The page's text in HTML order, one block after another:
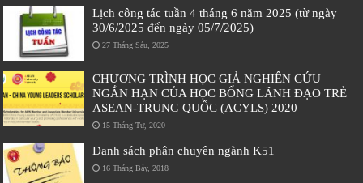
Lịch công tác tuần 4 tháng 6 năm 2025 (từ ngày
30/6/2025 đến ngày 05/7/2025)
27 Tháng Sáu, 2025
CHƯƠNG TRÌNH HỌC GIẢ NGHIÊN CỨU
NGẮN HẠN CỦA HỌC BỔNG LÃNH ĐẠO TRẺ
ASEAN-TRUNG QUỐC (ACYLS) 2020
15 Tháng Tư, 2020
Danh sách phân chuyên ngành K51
16 Tháng Bảy, 2018